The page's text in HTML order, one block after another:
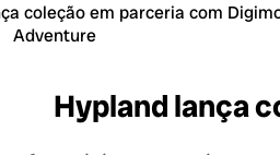
coleção em parceria com
Adventure
Hypland lança